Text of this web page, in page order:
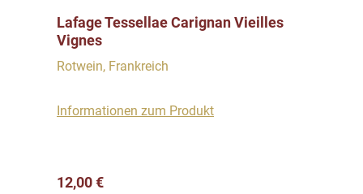
Lafage Tessellae Carignan Vieilles
Vignes
Rotwein, Frankreich
Informationen zum Produkt
Regulärer Preis:
12,00 €